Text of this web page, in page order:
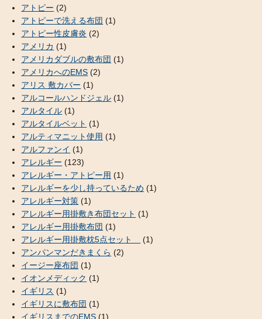
アトピー (2)
アトピーで洗える布団 (1)
アトピー性皮膚炎 (2)
アメリカ (1)
アメリカダブルの敷布団 (1)
アメリカへのEMS (2)
アリス 敷カバー (1)
アルコールハンドジェル (1)
アルタイル (1)
アルタイルベット (1)
アルティマニット使用 (1)
アルファンイ (1)
アレルギー (123)
アレルギー・アトピー用 (1)
アレルギーを少し持っているため (1)
アレルギー対策 (1)
アレルギー用掛敷き布団セット (1)
アレルギー用掛敷布団 (1)
アレルギー用掛敷枕5点セット
(1)
アンパンマンだきまくら (2)
イージー座布団 (1)
イオンメディック (1)
イギリス (1)
イギリスに敷布団 (1)
イギリスまでのEMS (1)